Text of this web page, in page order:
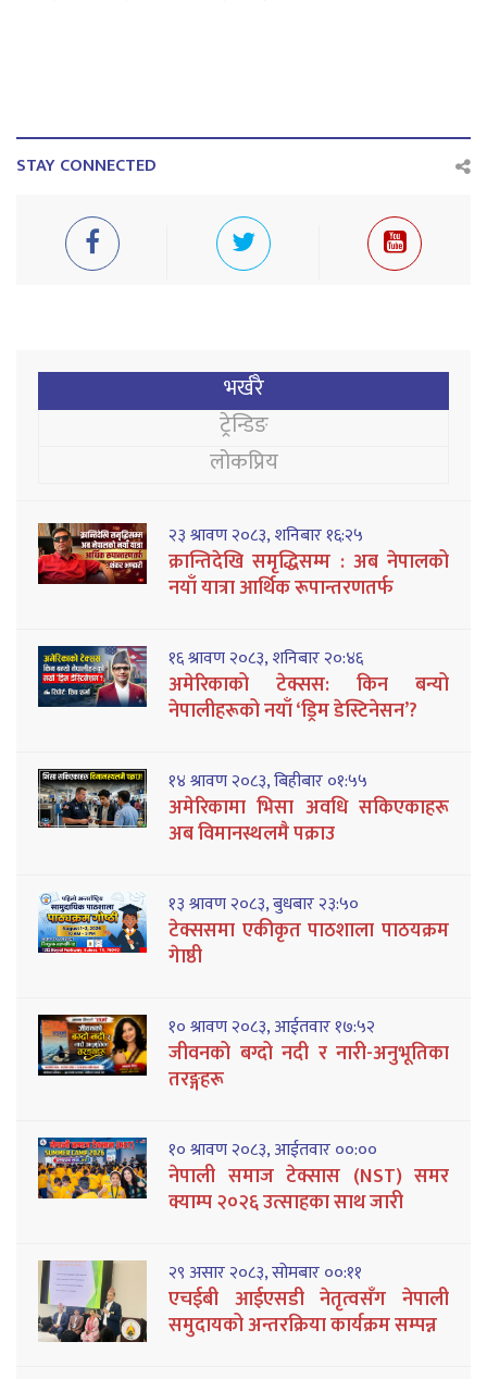
STAY CONNECTED
भर्खरै
ट्रेन्डिङ
लोकप्रिय
२३ श्रावण २०८३, शनिबार १६:२५
क्रान्तिदेखि समृद्धिसम्म : अब नेपालको
नयाँ यात्रा आर्थिक रूपान्तरणतर्फ
१६ श्रावण २०८३, शनिबार २०:४६
अमेरिकाको टेक्सस: किन बन्यो
नेपालीहरूको नयाँ ‘ड्रिम डेस्टिनेसन’?
१४ श्रावण २०८३, बिहीबार ०१:५५
अमेरिकामा भिसा अवधि सकिएकाहरू
अब विमानस्थलमै पक्राउ
१३ श्रावण २०८३, बुधबार २३:५०
टेक्ससमा एकीकृत पाठशाला पाठयक्रम
गेाष्ठी
१० श्रावण २०८३, आईतवार १७:५२
जीवनको बग्दो नदी र नारी-अनुभूतिका
तरङ्गहरू
१० श्रावण २०८३, आईतवार ००:००
नेपाली समाज टेक्सास (NST) समर
क्याम्प २०२६ उत्साहका साथ जारी
२९ असार २०८३, सोमबार ००:११
एचईबी आईएसडी नेतृत्वसँग नेपाली
समुदायको अन्तरक्रिया कार्यक्रम सम्पन्न